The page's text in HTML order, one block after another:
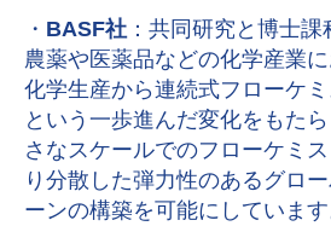
・ BASF社：共同研究と博士課
農薬や医薬品などの化学産業
化学生産から連続式フローケ
という一歩進んだ変化をもた
さなスケールでのフローケミ
り分散した弾力性のあるグロ
ーンの構築を可能にしています